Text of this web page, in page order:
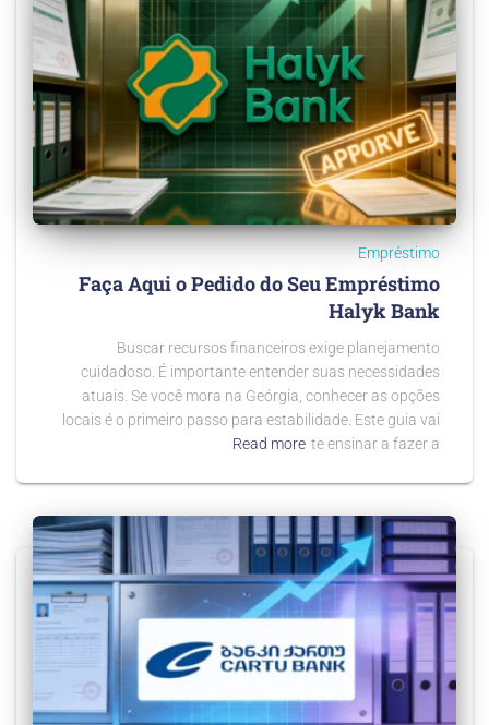
Empréstimo
Faça Aqui o Pedido do Seu Empréstimo
Halyk Bank
Buscar recursos financeiros exige planejamento
cuidadoso. É importante entender suas necessidades
atuais. Se você mora na Geórgia, conhecer as opções
locais é o primeiro passo para estabilidade. Este guia vai
te ensinar a fazer a
Read more